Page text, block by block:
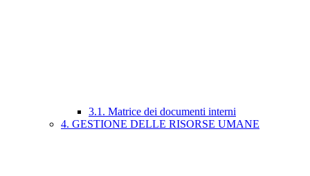
3.1. Matrice dei documenti interni
4. GESTIONE DELLE RISORSE UMANE